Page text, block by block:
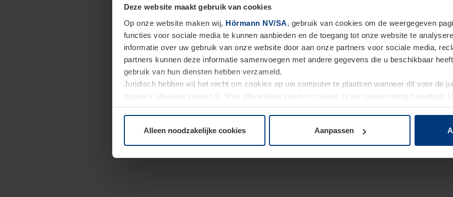
Deze website maakt gebruik van cookies
Op onze website maken wij, Hörmann NV/SA, gebruik van cookies om de weergegeven
functies voor sociale media te kunnen aanbieden en de toegang tot onze website te
informatie over uw gebruik van onze website door aan onze partners voor sociale media,
partners kunnen deze informatie samenvoegen met andere gegevens die u beschikbaar
gebruik van hun diensten hebben verzameld.
Juridisch hebben wij het recht om cookies op uw computer te plaatsen wanneer dit voor de
pagina's absoluut vereist is. Voor alle andere soorten cookies is uw toestemming benodigd.
moment bij de uitleg van de cookies op paginaPrivacyverklaringop onze website wijzigen
Alleen noodzakelijke cookies Aanpassen